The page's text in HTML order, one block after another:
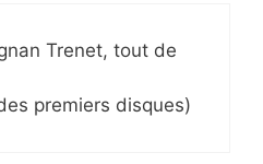
Trenet, tout de
premiers disques)